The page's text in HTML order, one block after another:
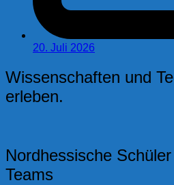
20. Juli 2026
Wissenschaften und
erleben.
Nordhessische
Teams